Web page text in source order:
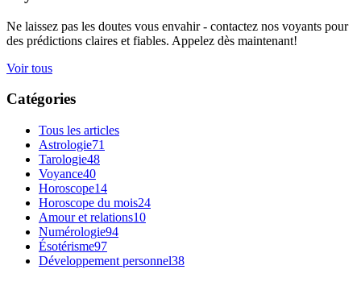
Ne laissez pas les doutes vous envahir - contactez nos voyants pour
des prédictions claires et fiables. Appelez dès maintenant!
Voir tous
Catégories
Tous les articles
Astrologie71
Tarologie48
Voyance40
Horoscope14
Horoscope du mois24
Amour et relations10
Numérologie94
Ésotérisme97
Développement personnel38